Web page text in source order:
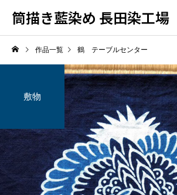
筒描き藍染め 長田染工場
作品一覧 鶴 テーブルセンター
敷物